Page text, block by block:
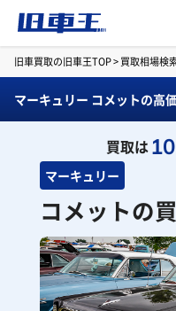
旧車買取の旧車王TOP>買取相場検
マーキュリー コメットの高
買取は10
マーキュリー
コメットの